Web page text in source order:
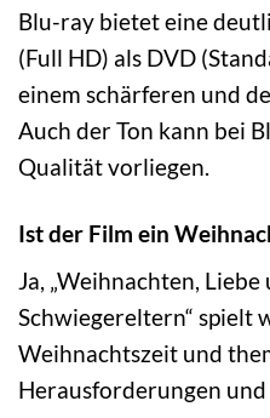
Blu-ray bietet eine
(Full HD) als DVD
einem schärferen und
Auch der Ton kann bei
Qualität vorliegen.
Ist der Film ein
Ja, „Weihnachten,
Schwiegereltern“ spielt
Weihnachtszeit und
Herausforderungen